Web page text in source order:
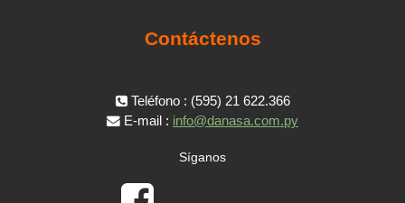
Contáctenos
Teléfono : (595) 21 622.366
E-mail : info@danasa.com.py
Síganos